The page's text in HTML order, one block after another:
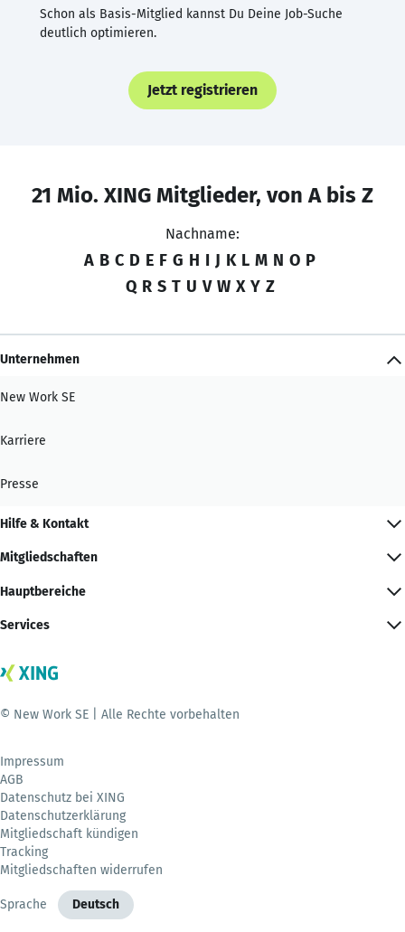
Schon als Basis-Mitglied kannst Du Deine Job-Suche
deutlich optimieren.
Jetzt registrieren
21 Mio. XING Mitglieder, von A bis Z
Nachname:
A B C D E F G H I J K L M N O P
Q R S T U V W X Y Z
Unternehmen
New Work SE
Karriere
Presse
Hilfe & Kontakt
Mitgliedschaften
Hauptbereiche
Services
© New Work SE | Alle Rechte vorbehalten
Impressum
AGB
Datenschutz bei XING
Datenschutzerklärung
Mitgliedschaft kündigen
Tracking
Mitgliedschaften widerrufen
Sprache Deutsch